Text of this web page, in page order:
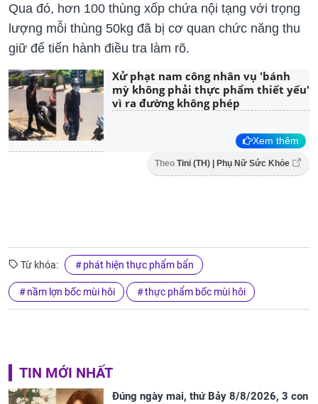
Qua đó, hơn 100 thùng xốp chứa nội tạng với trọng
lượng mỗi thùng 50kg đã bị cơ quan chức năng thu
giữ để tiến hành điều tra làm rõ.
Xử phạt nam công nhân vụ 'bánh
mỳ không phải thực phẩm thiết yếu'
vì ra đường không phép
Xem thêm
Theo Tini (TH) | Phụ Nữ Sức Khỏe
Từ khóa: phát hiện thực phẩm bẩn
nầm lợn bốc mùi hôi thực phẩm bốc mùi hôi
TIN MỚI NHẤT
Đúng ngày mai, thứ Bảy 8/8/2026, 3 con